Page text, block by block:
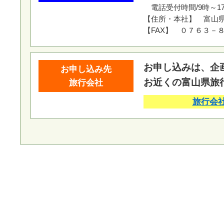
電話受付時間/9時～
【住所・本社】 富山
【FAX】 ０７６３－
お申し込み先
旅行会社
お申し込みは、企
お近くの富山県旅
旅行会